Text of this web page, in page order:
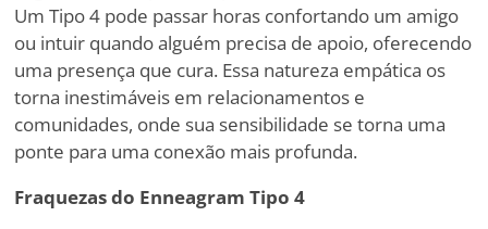
Um Tipo 4 pode passar horas confortando um amigo
ou intuir quando alguém precisa de apoio, oferecendo
uma presença que cura. Essa natureza empática os
torna inestimáveis em relacionamentos e
comunidades, onde sua sensibilidade se torna uma
ponte para uma conexão mais profunda.
Fraquezas do Enneagram Tipo 4